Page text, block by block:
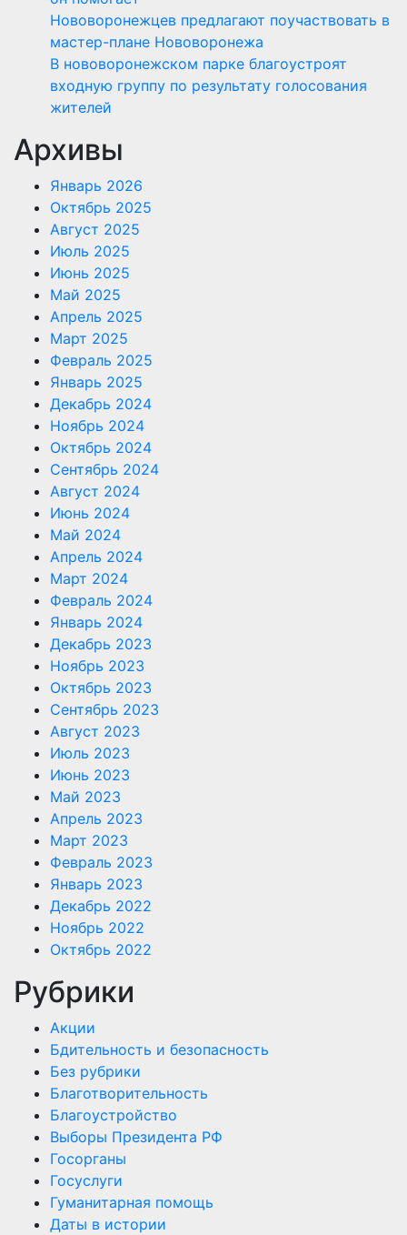
Нововоронежцев предлагают поучаствовать в
мастер-плане Нововоронежа
В нововоронежском парке благоустроят
входную группу по результату голосования
жителей
Архивы
Январь 2026
Октябрь 2025
Август 2025
Июль 2025
Июнь 2025
Май 2025
Апрель 2025
Март 2025
Февраль 2025
Январь 2025
Декабрь 2024
Ноябрь 2024
Октябрь 2024
Сентябрь 2024
Август 2024
Июнь 2024
Май 2024
Апрель 2024
Март 2024
Февраль 2024
Январь 2024
Декабрь 2023
Ноябрь 2023
Октябрь 2023
Сентябрь 2023
Август 2023
Июль 2023
Июнь 2023
Май 2023
Апрель 2023
Март 2023
Февраль 2023
Январь 2023
Декабрь 2022
Ноябрь 2022
Октябрь 2022
Рубрики
Акции
Бдительность и безопасность
Без рубрики
Благотворительность
Благоустройство
Выборы Президента РФ
Госорганы
Госуслуги
Гуманитарная помощь
Даты в истории